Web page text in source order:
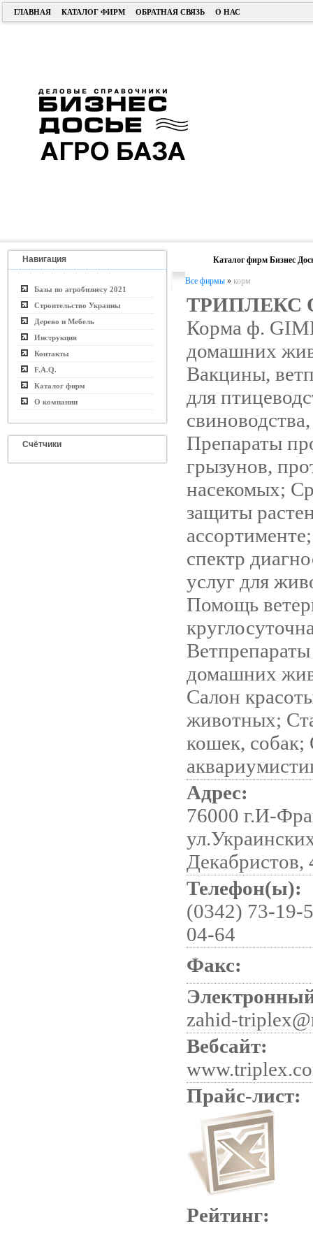
ГЛАВНАЯ КАТАЛОГ ФИРМ ОБРАТНАЯ СВЯЗЬ О НАС
Навигация
Базы по агробизнесу 2021
Строительство Украины
Дерево и Мебель
Инструкция
Контакты
F.A.Q.
Каталог фирм
О компании
Счётчики
Каталог фирм Бизнес
Все фирмы » корм
ТРИПЛЕКС
Корма ф.
домашних
Вакцины,
для
Препараты
грызунов,
насекомых;
защиты
спектр
услуг для
Помощь
домашних
Салон
животных;
кошек, собак;
Адрес:
76000 г.И-
Декабристов,
Телефон(ы):
(0342) 73-19-
04-64
Факс:
zahid-
Вебсайт:
Прайс-лист:
Рейтинг: